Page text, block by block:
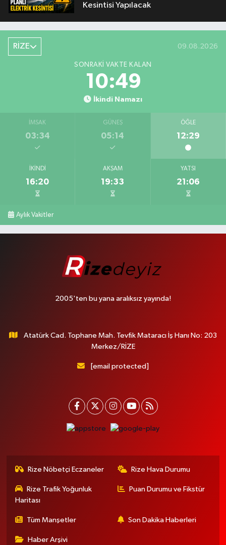
Kesintisi Yapılacak
RİZE 09.08.2026
SONRAKI VAKTE KALAN
10:48
İkindi Namazı
İMSAK
03:34
GÜNEŞ
05:14
ÖĞLE
12:29
İKINDI
16:20
AKŞAM
19:33
YATSI
21:06
Aylık Vakitler
2005'ten bu yana aralıksız yayında!
Atatürk Cad. Tophane Mah. Tevfik Mataracı İş Hanı No: 203
Merkez/RİZE
[email protected]
Rize Nöbetçi Eczaneler Rize Hava Durumu
Rize Trafik Yoğunluk
Haritası
Puan Durumu ve Fikstür
Tüm Manşetler Son Dakika Haberleri
Haber Arşivi